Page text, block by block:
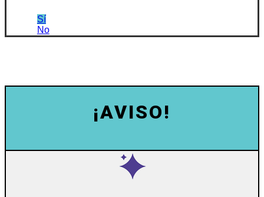
Sí
No
¡AVISO!